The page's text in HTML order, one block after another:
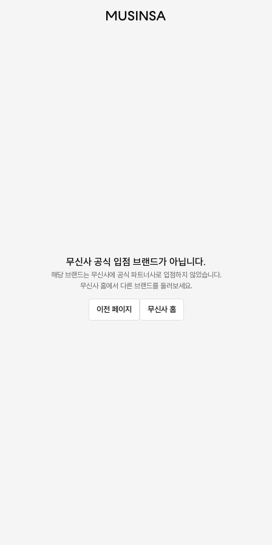
무신사 공식 입점 브랜드가 아닙니다.
해당 브랜드는 무신사에 공식 파트너사로 입점하지 않았습니다.
무신사 홈에서 다른 브랜드를 둘러보세요.
이전 페이지 무신사 홈